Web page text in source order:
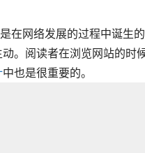
在网络发展的过程中诞生
。阅读者在浏览网站的时
中也是很重要的。